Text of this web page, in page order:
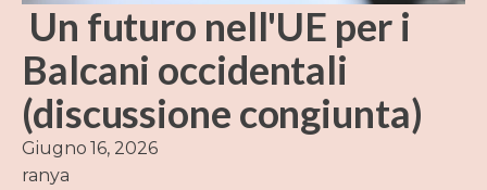
Un futuro nell'UE per i
Balcani occidentali
(discussione congiunta)
Giugno 16, 2026
ranya